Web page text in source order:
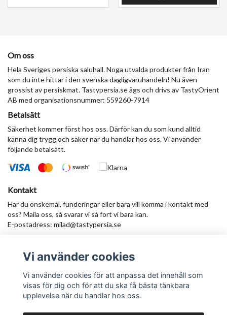
Om oss
Hela Sveriges persiska saluhall. Noga utvalda produkter från Iran
som du inte hittar i den svenska dagligvaruhandeln! Nu även
grossist av persiskmat. Tastypersia.se ägs och drivs av TastyOrient
AB med organisationsnummer: 559260-7914
Betalsätt
Säkerhet kommer först hos oss. Därför kan du som kund alltid
känna dig trygg och säker när du handlar hos oss. Vi använder
följande betalsätt.
Kontakt
Har du önskemål, funderingar eller bara vill komma i kontakt med
oss? Maila oss, så svarar vi så fort vi bara kan.
E-postadress: milad@tastypersia.se
Anmäl dig till vårt nyhetsbrev
Prenumerera
Vi använder cookies
Vi använder cookies för att anpassa det innehåll som
visas för dig och för att du ska få bästa tänkbara
upplevelse när du handlar hos oss.